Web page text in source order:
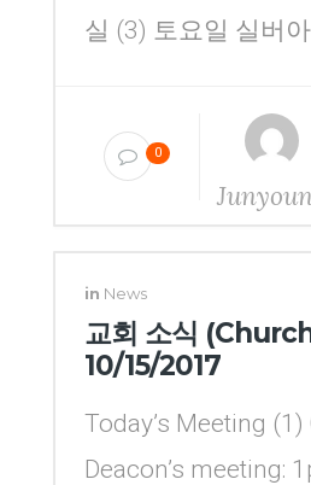
실 (3) 토요일 실버
0
in News
교회 소식
10/15/2017
Today’s Meeting (1)
Deacon’s meeting: